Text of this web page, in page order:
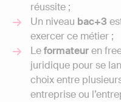
réussite ;
Un niveau bac+3
exercer ce métier ;
Leformateuren
juridique pour se
choix entre
entreprise ou